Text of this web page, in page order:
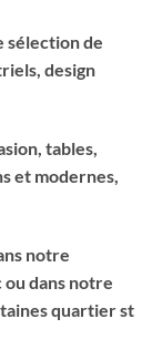
sélection de
design
tables,
et modernes,
notre
ou dans notre
quartier st